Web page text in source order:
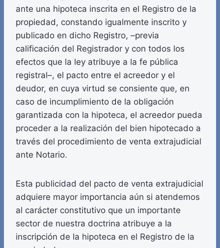
ante una hipoteca inscrita en el Registro de la
propiedad, constando igualmente inscrito y
publicado en dicho Registro, –previa
calificación del Registrador y con todos los
efectos que la ley atribuye a la fe pública
registral–, el pacto entre el acreedor y el
deudor, en cuya virtud se consiente que, en
caso de incumplimiento de la obligación
garantizada con la hipoteca, el acreedor pueda
proceder a la realización del bien hipotecado a
través del procedimiento de venta extrajudicial
ante Notario.
Esta publicidad del pacto de venta extrajudicial
adquiere mayor importancia aún si atendemos
al carácter constitutivo que un importante
sector de nuestra doctrina atribuye a la
inscripción de la hipoteca en el Registro de la